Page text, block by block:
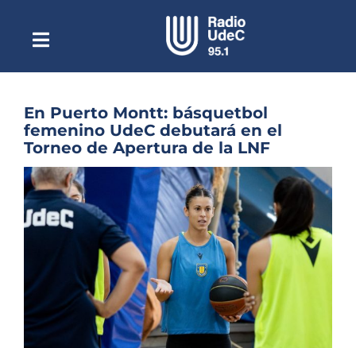
contenidoToggle
NavigationEscuchar Radio UdeC en vivo
Quiénes Somos
Programación
Podcast
Noticias
Reportajes
Columnas
Música Clásica
Especiales
En Puerto Montt: básquetbol
femenino UdeC debutará en el
Torneo de Apertura de la LNF
Ver
imagen
más
grande